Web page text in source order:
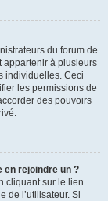
du forum de
appartenir à plusieurs
individuelles. Ceci
les permissions de
des pouvoirs
en rejoindre un ?
cliquant sur le lien
de l’utilisateur. Si